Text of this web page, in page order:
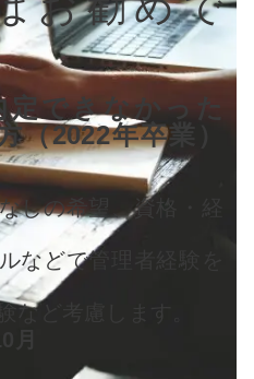
できなかった
（2022年卒業）
しの希望、資格・経
などで管理者経験を
など考慮します。